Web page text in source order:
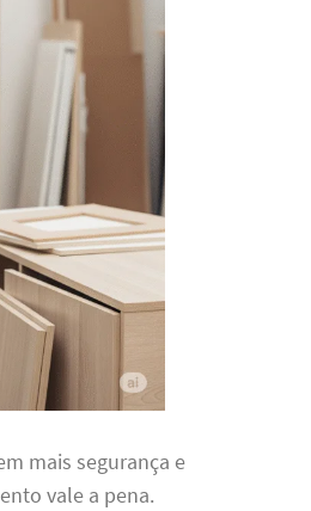
mais segurança e
vale a pena.